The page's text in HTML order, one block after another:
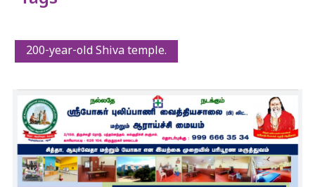
200-year-old Shiva temple.